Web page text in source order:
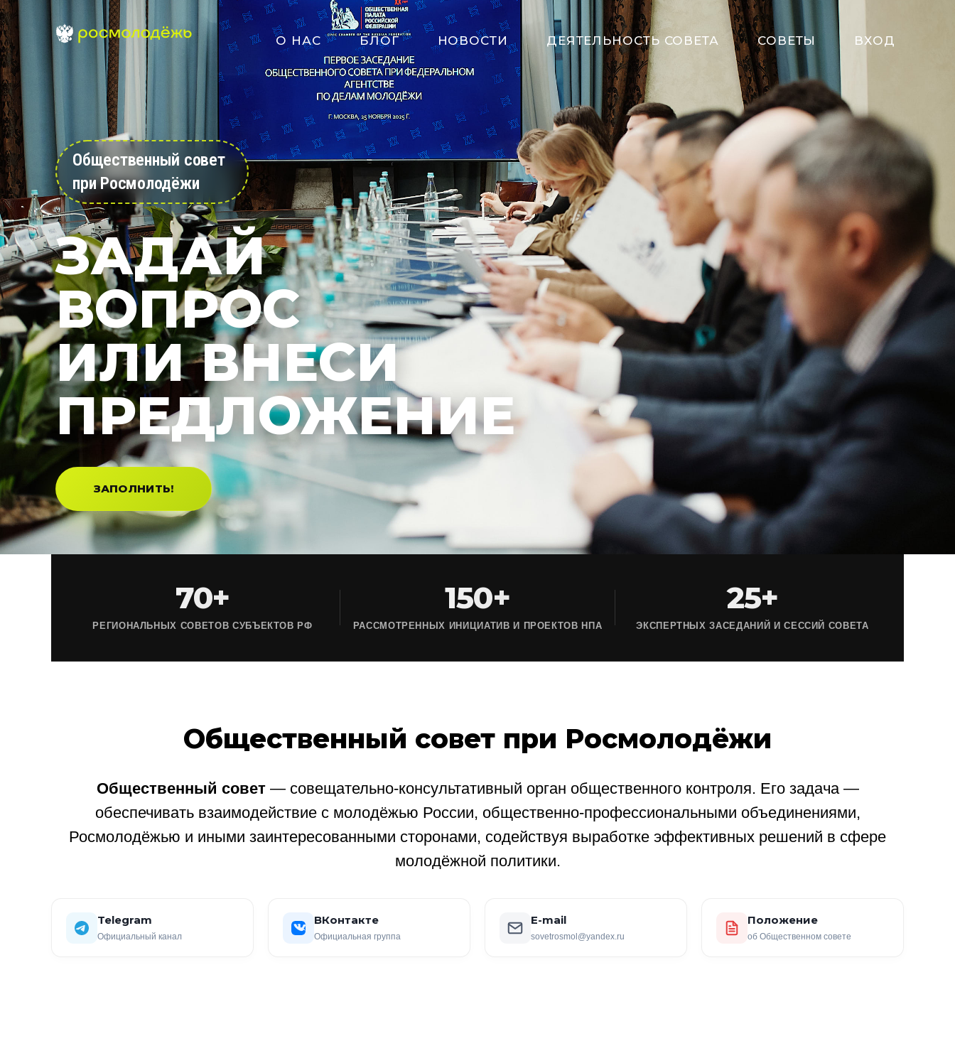
О НАС БЛОГ НОВОСТИ ДЕЯТЕЛЬНОСТЬ СОВЕТА СОВЕТЫ ВХОД
Общественный совет
при Росмолодёжи
ЗАДАЙ
ВОПРОС
ИЛИ ВНЕСИ
ПРЕДЛОЖЕНИЕ
ЗАПОЛНИТЬ!
70+
РЕГИОНАЛЬНЫХ СОВЕТОВ СУБЪЕКТОВ РФ
150+
РАССМОТРЕННЫХ ИНИЦИАТИВ И ПРОЕКТОВ НПА
25+
ЭКСПЕРТНЫХ ЗАСЕДАНИЙ И СЕССИЙ СОВЕТА
Общественный совет при Росмолодёжи
Общественный совет— совещательно-консультативный орган общественного контроля. Его задача —
обеспечивать взаимодействие с молодёжью России, общественно-профессиональными объединениями,
Росмолодёжью и иными заинтересованными сторонами, содействуя выработке эффективных решений в сфере
молодёжной политики.
Telegram
Официальный канал
ВКонтакте
Официальная группа
E-mail
sovetrosmol@yandex.ru
Положение
об Общественном совете